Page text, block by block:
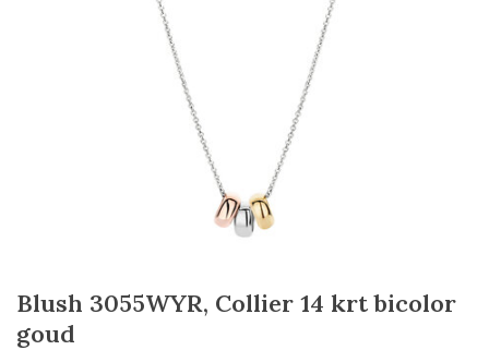
Blush 3055WYR, Collier 14 krt bicolor
goud